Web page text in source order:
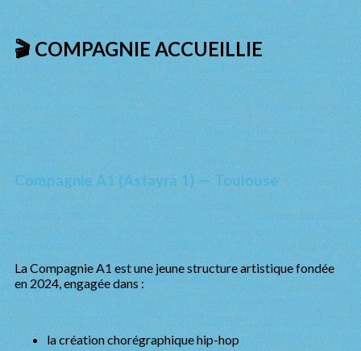
🎬 COMPAGNIE ACCUEILLIE
Compagnie A1 (Astayra 1) — Toulouse
La Compagnie A1 est une jeune structure artistique fondée
en 2024, engagée dans :
la création chorégraphique hip-hop